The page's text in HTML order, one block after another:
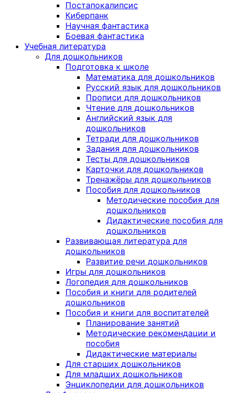
Постапокалипсис
Киберпанк
Научная фантастика
Боевая фантастика
Учебная литература
Для дошкольников
Подготовка к школе
Математика для дошкольников
Русский язык для дошкольников
Прописи для дошкольников
Чтение для дошкольников
Английский язык для
дошкольников
Тетради для дошкольников
Задания для дошкольников
Тесты для дошкольников
Карточки для дошкольников
Тренажёры для дошкольников
Пособия для дошкольников
Методические пособия для
дошкольников
Дидактические пособия для
дошкольников
Развивающая литература для
дошкольников
Развитие речи дошкольников
Игры для дошкольников
Логопедия для дошкольников
Пособия и книги для родителей
дошкольников
Пособия и книги для воспитателей
Планирование занятий
Методические рекомендации и
пособия
Дидактические материалы
Для старших дошкольников
Для младших дошкольников
Энциклопедии для дошкольников